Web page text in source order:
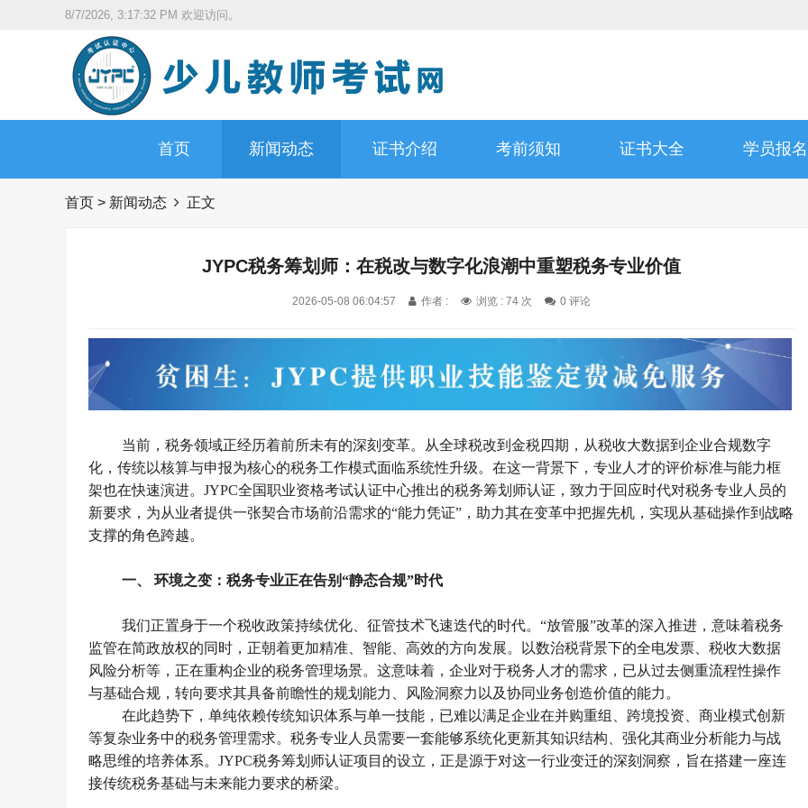
8/7/2026, 3:17:33 PM 欢迎访问。
首页 新闻动态 证书介绍 考前须知 证书大全 学员报名
首页 > 新闻动态 正文
JYPC税务筹划师：在税改与数字化浪潮中重塑税务专业价值
2026-05-08 06:04:57 作者 : 浏览 : 74 次 0 评论
当前，税务领域正经历着前所未有的深刻变革。从全球税改到金税四期，从税收大数据到企业合规数字
化，传统以核算与申报为核心的税务工作模式面临系统性升级。在这一背景下，专业人才的评价标准与能力框
架也在快速演进。 JYPC全国职业资格考试认证中心推出的税务筹划师认证，致力于回应时代对税务专业人员的
新要求，为从业者提供一张契合市场前沿需求的“能力凭证” ，助力其在变革中把握先机，实现从基础操作到战略
支撑的角色跨越。
一、 环境之变：税务专业正在告别“静态合规”时代
我们正置身于一个税收政策持续优化、征管技术飞速迭代的时代。“放管服”改革的深入推进，意味着税务
监管在简政放权的同时，正朝着更加精准、智能、高效的方向发展。以数治税背景下的全电发票、税收大数据
风险分析等，正在重构企业的税务管理场景。这意味着，企业对于税务人才的需求，已从过去侧重流程性操作
与基础合规，转向要求其具备前瞻性的规划能力、风险洞察力以及协同业务创造价值的能力。
在此趋势下，单纯依赖传统知识体系与单一技能，已难以满足企业在并购重组、跨境投资、商业模式创新
等复杂业务中的税务管理需求。税务专业人员需要一套能够系统化更新其知识结构、强化其商业分析能力与战
略思维的培养体系。 JYPC税务筹划师认证项目的设立，正是源于对这一行业变迁的深刻洞察，旨在搭建一座连
接传统税务基础与未来能力要求的桥梁。